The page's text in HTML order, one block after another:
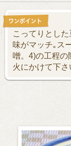
こってりとし
味がマッチ｡ス
噌。4)の工程の
火にかけて下さ